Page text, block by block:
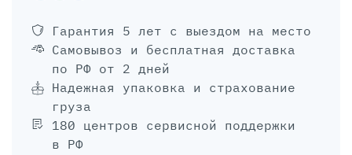
Гарантия 5 лет с выездом на место
Самовывоз и бесплатная доставка
по РФ от 2 дней
Надежная упаковка и страхование
груза
180 центров сервисной поддержки
в РФ